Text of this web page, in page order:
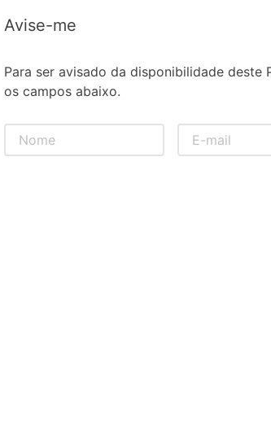
Avise-me
Para ser avisado da disponibilidade deste
os campos abaixo.